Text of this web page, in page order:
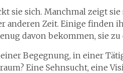
sie sich. Manchmal zeigt sie
anderen Zeit. Einige finden
davon bekommen, sie zu
Begegnung, in einer
Eine Sehnsucht, eine